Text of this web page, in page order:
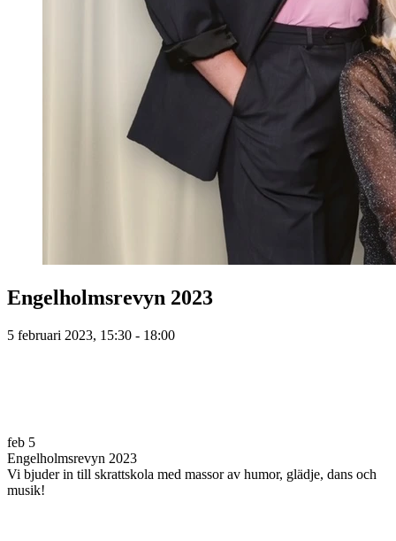
Engelholmsrevyn 2023
5 februari 2023, 15:30 - 18:00
feb 5
Engelholmsrevyn 2023
Vi bjuder in till skrattskola med massor av humor, glädje, dans och
musik!